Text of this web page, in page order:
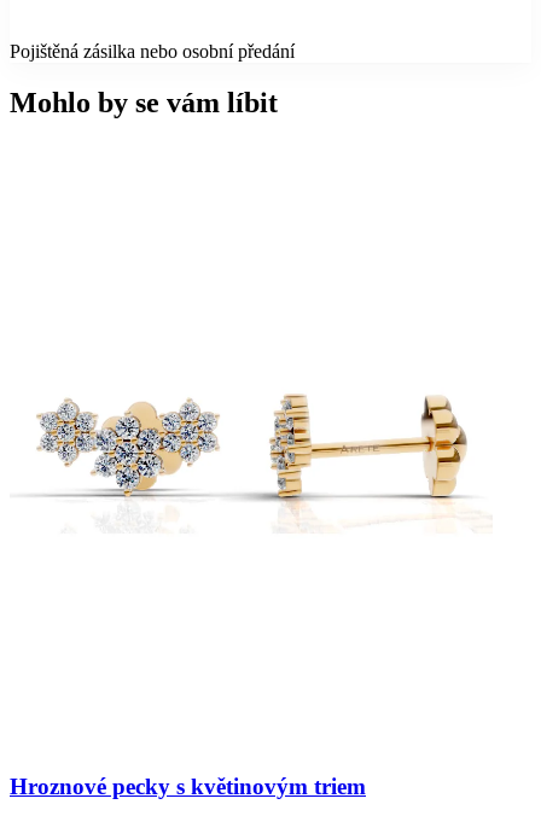
Pojištěná zásilka nebo osobní předání
Mohlo by se vám líbit
Hroznové pecky s květinovým triem